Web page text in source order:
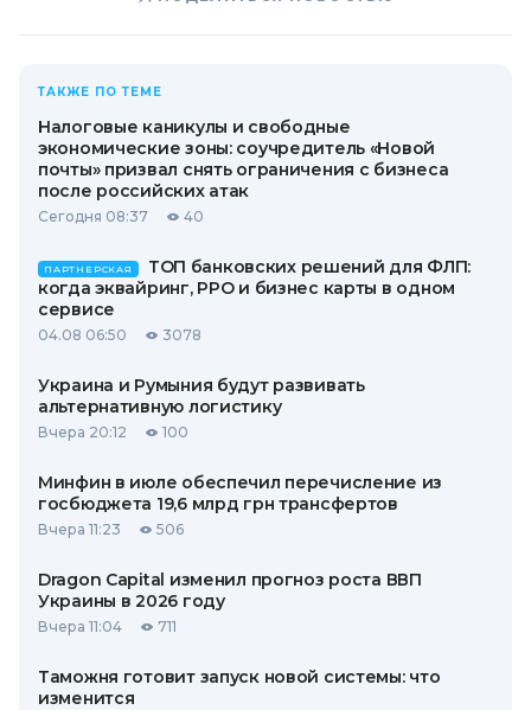
ТАКЖЕ ПО ТЕМЕ
Налоговые каникулы и свободные
экономические зоны: соучредитель «Новой
почты» призвал снять ограничения с бизнеса
после российских атак
Сегодня 08:37 40
ПАРТНЕРСКАЯ
ТОП банковских решений для ФЛП:
когда эквайринг, РРО и бизнес карты в одном
сервисе
04.08 06:50 3078
Украина и Румыния будут развивать
альтернативную логистику
Вчера 20:12 100
Минфин в июле обеспечил перечисление из
госбюджета 19,6 млрд грн трансфертов
Вчера 11:23 506
Dragon Capital изменил прогноз роста ВВП
Украины в 2026 году
Вчера 11:04 711
Таможня готовит запуск новой системы: что
изменится